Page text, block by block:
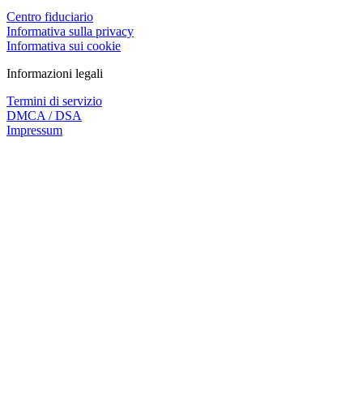
Centro fiduciario
Informativa sulla privacy
Informativa sui cookie
Informazioni legali
Termini di servizio
DMCA / DSA
Impressum